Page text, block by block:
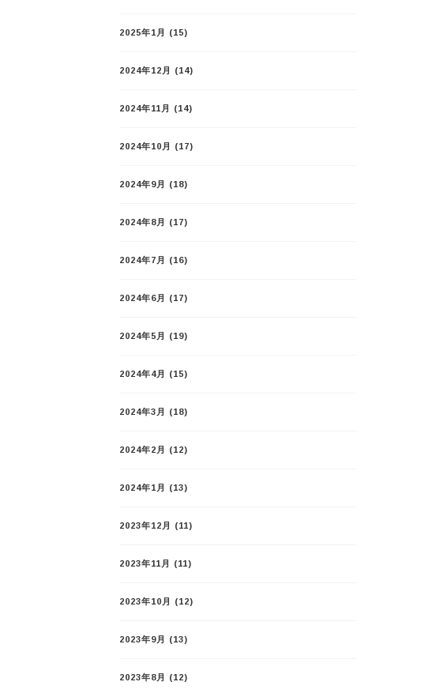
2025年1月 (15)
2024年12月 (14)
2024年11月 (14)
2024年10月 (17)
2024年9月 (18)
2024年8月 (17)
2024年7月 (16)
2024年6月 (17)
2024年5月 (19)
2024年4月 (15)
2024年3月 (18)
2024年2月 (12)
2024年1月 (13)
2023年12月 (11)
2023年11月 (11)
2023年10月 (12)
2023年9月 (13)
2023年8月 (12)